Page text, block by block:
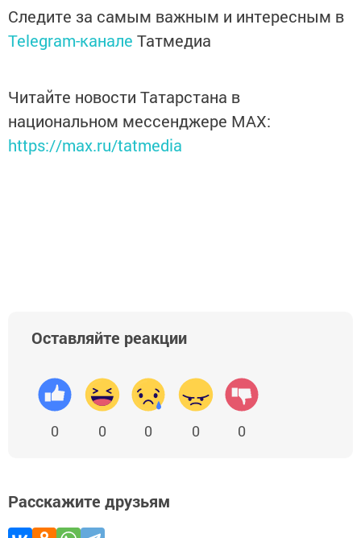
Следите за самым важным и интересным в
Telegram-канале Татмедиа
Читайте новости Татарстана в
национальном мессенджере MАХ:
https://max.ru/tatmedia
Оставляйте реакции
0 0 0 0 0
Расскажите друзьям